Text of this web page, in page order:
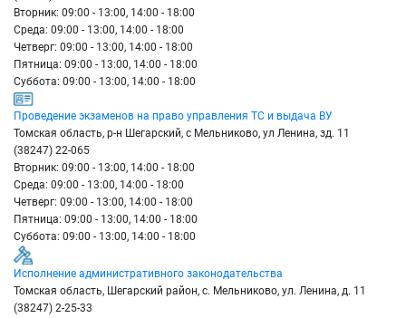
Вторник: 09:00 - 13:00, 14:00 - 18:00
Среда: 09:00 - 13:00, 14:00 - 18:00
Четверг: 09:00 - 13:00, 14:00 - 18:00
Пятница: 09:00 - 13:00, 14:00 - 18:00
Суббота: 09:00 - 13:00, 14:00 - 18:00
Проведение экзаменов на право управления ТС и выдача ВУ
Томская область, р-н Шегарский, с Мельниково, ул Ленина, зд. 11
(38247) 22-065
Вторник: 09:00 - 13:00, 14:00 - 18:00
Среда: 09:00 - 13:00, 14:00 - 18:00
Четверг: 09:00 - 13:00, 14:00 - 18:00
Пятница: 09:00 - 13:00, 14:00 - 18:00
Суббота: 09:00 - 13:00, 14:00 - 18:00
Исполнение административного законодательства
Toмcкaя oбласть, Шегарский район, с. Мельниково, ул. Ленина, д. 11
(38247) 2-25-33